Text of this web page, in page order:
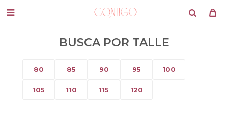

BUSCA POR TALLE
80 85 90 95 100
105 110 115 120